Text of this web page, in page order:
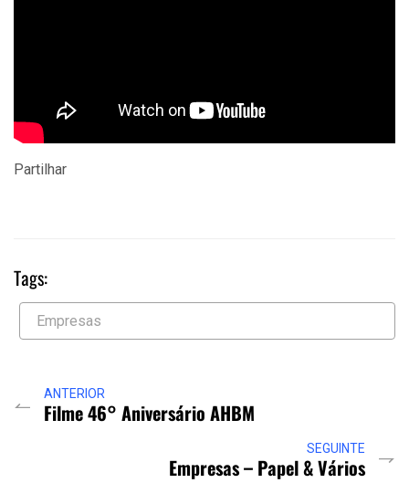
Partilhar
Tags:
Empresas
ANTERIOR
Filme 46° Aniversário AHBM
SEGUINTE
Empresas – Papel & Vários